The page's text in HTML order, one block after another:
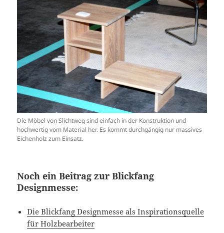
Die Möbel von Slichtweg sind einfach in der Konstruktion und
hochwertig vom Material her. Es kommt durchgängig nur massives
Eichenholz zum Einsatz.
Noch ein Beitrag zur Blickfang
Designmesse:
Die Blickfang Designmesse als Inspirationsquelle
für Holzbearbeiter